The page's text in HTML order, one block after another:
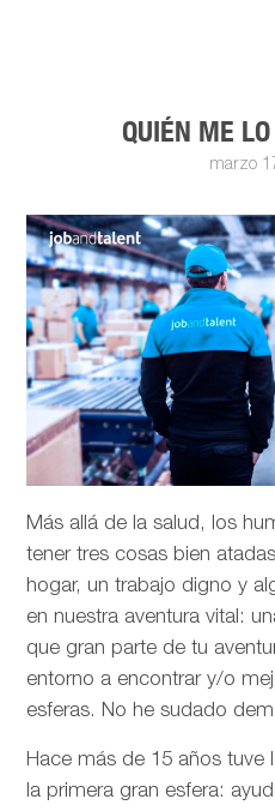
QUIÉN ME
marzo
Más allá de la salud, los
tener tres cosas bien
hogar, un trabajo digno y
en nuestra aventura vital:
que gran parte de tu
entorno a encontrar y/o
esferas. No he sudado
Hace más de 15 años tuve
la primera gran esfera: